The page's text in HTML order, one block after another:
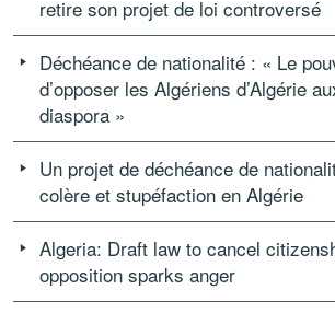
retire son projet de loi controversé
Déchéance de nationalité : « Le
d’opposer les Algériens d’Algérie
diaspora »
Un projet de déchéance de
colère et stupéfaction en Algérie
Algeria: Draft law to cancel
opposition sparks anger